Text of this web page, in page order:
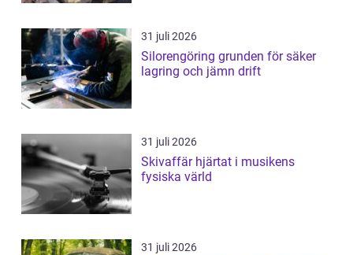
31 juli 2026
Silorengöring grunden för säker
lagring och jämn drift
31 juli 2026
Skivaffär hjärtat i musikens
fysiska värld
31 juli 2026